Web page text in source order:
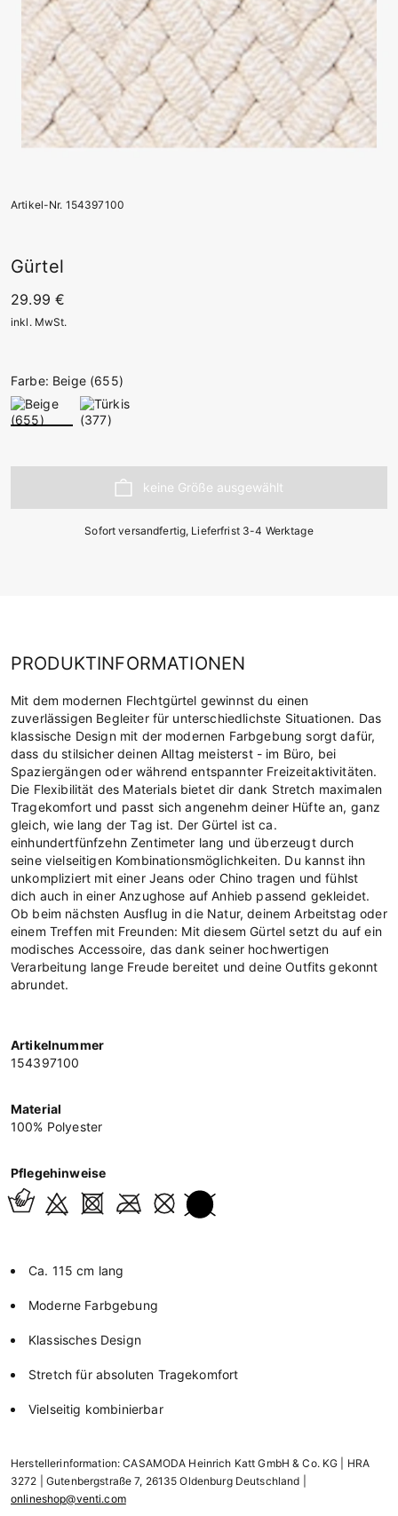
Artikel-Nr. 154397100
Gürtel
29.99 €
inkl. MwSt.
Farbe: Beige (655)
Sofort versandfertig, Lieferfrist 3-4 Werktage
PRODUKTINFORMATIONEN
Mit dem modernen Flechtgürtel gewinnst du einen
zuverlässigen Begleiter für unterschiedlichste Situationen. Das
klassische Design mit der modernen Farbgebung sorgt dafür,
dass du stilsicher deinen Alltag meisterst - im Büro, bei
Spaziergängen oder während entspannter Freizeitaktivitäten.
Die Flexibilität des Materials bietet dir dank Stretch maximalen
Tragekomfort und passt sich angenehm deiner Hüfte an, ganz
gleich, wie lang der Tag ist. Der Gürtel ist ca.
einhundertfünfzehn Zentimeter lang und überzeugt durch
seine vielseitigen Kombinationsmöglichkeiten. Du kannst ihn
unkompliziert mit einer Jeans oder Chino tragen und fühlst
dich auch in einer Anzughose auf Anhieb passend gekleidet.
Ob beim nächsten Ausflug in die Natur, deinem Arbeitstag oder
einem Treffen mit Freunden: Mit diesem Gürtel setzt du auf ein
modisches Accessoire, das dank seiner hochwertigen
Verarbeitung lange Freude bereitet und deine Outfits gekonnt
abrundet.
Artikelnummer
154397100
Material
100% Polyester
Pflegehinweise
Ca. 115 cm lang
Moderne Farbgebung
Klassisches Design
Stretch für absoluten Tragekomfort
Vielseitig kombinierbar
Herstellerinformation: CASAMODA Heinrich Katt GmbH & Co. KG | HRA
3272 | Gutenbergstraße 7, 26135 Oldenburg Deutschland |
onlineshop@venti.com